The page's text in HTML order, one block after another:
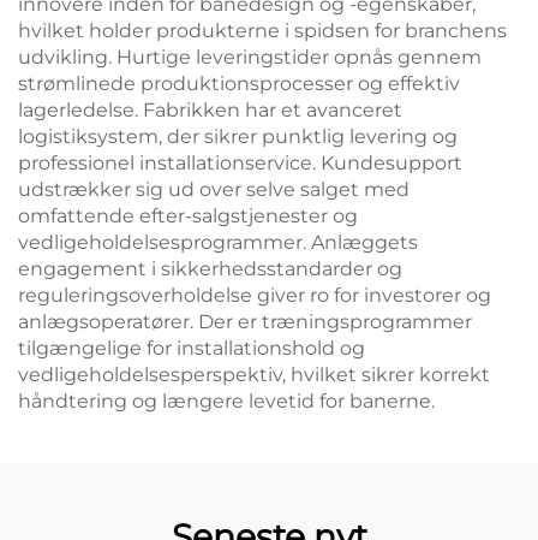
hvilket holder produkterne i spidsen for branchens
udvikling. Hurtige leveringstider opnås gennem
strømlinede produktionsprocesser og effektiv
lagerledelse. Fabrikken har et avanceret
logistiksystem, der sikrer punktlig levering og
professionel installationservice. Kundesupport
udstrækker sig ud over selve salget med
omfattende efter-salgstjenester og
vedligeholdelsesprogrammer. Anlæggets
engagement i sikkerhedsstandarder og
reguleringsoverholdelse giver ro for investorer og
anlægsoperatører. Der er træningsprogrammer
tilgængelige for installationshold og
vedligeholdelsesperspektiv, hvilket sikrer korrekt
håndtering og længere levetid for banerne.